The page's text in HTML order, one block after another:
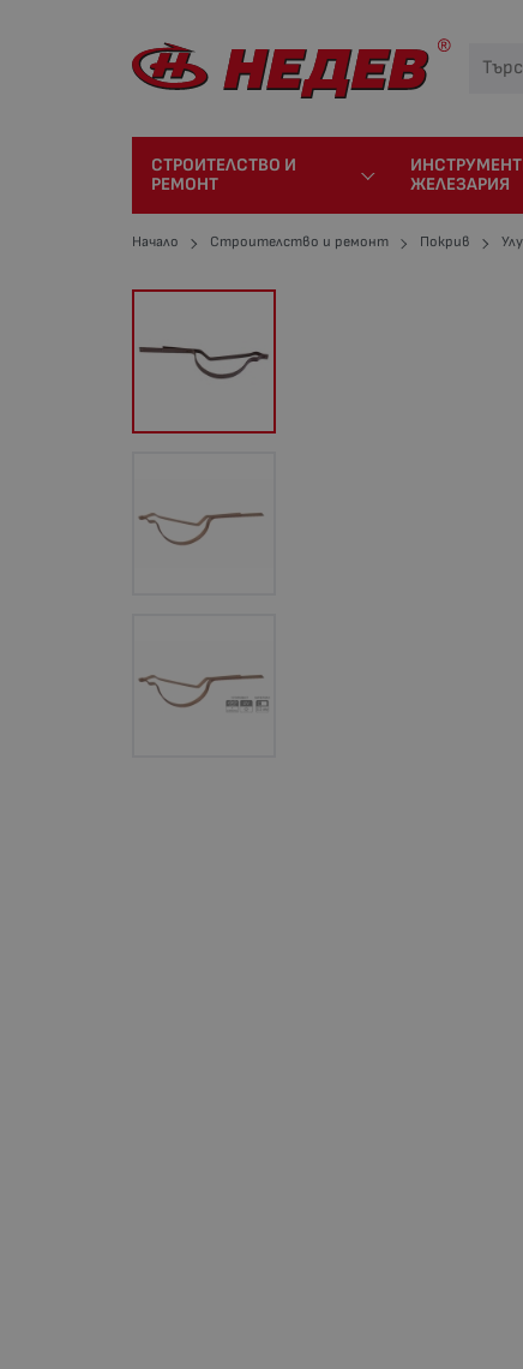
СТРОИТЕЛСТВО И
РЕМОНТ
ЖЕЛЕЗАРИЯ
Начало Строителство и ремонт Покрив